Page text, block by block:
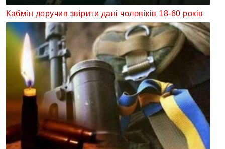
Кабмін доручив звірити дані чоловіків 18-60 років